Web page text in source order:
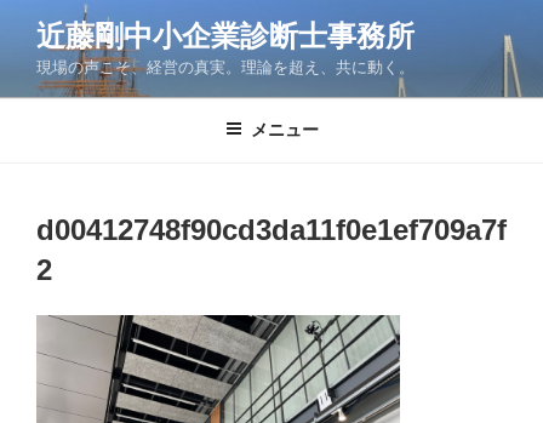
ン
近藤剛中小企業診断士事務所
現場の声こそ、経営の真実。理論を超え、共に動く。
メニュー
d00412748f90cd3da11f0e1ef709a7f
2